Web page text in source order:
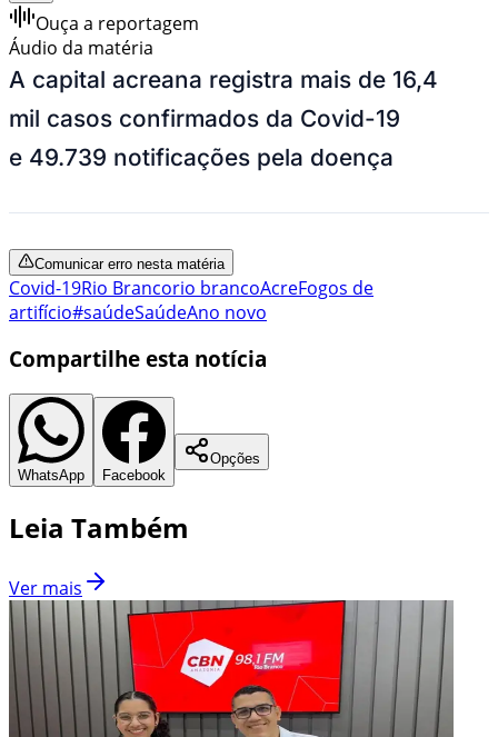
Ouça a reportagem
Áudio da matéria
A capital acreana registra mais de 16,4
mil casos confirmados da Covid-19
e 49.739 notificações pela doença
Comunicar erro nesta matéria
Covid-19Rio Brancorio brancoAcreFogos de
artifício#saúdeSaúdeAno novo
Compartilhe esta notícia
WhatsApp Facebook
Opções
Leia Também
Ver mais